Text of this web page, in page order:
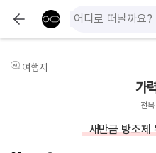
여행지
가
전
새만금 방조제